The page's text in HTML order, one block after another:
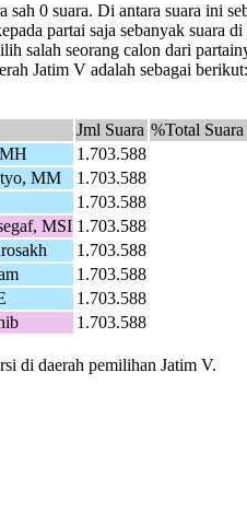
0 suara. Di antara suara ini
partai saja sebanyak suara
salah seorang calon dari
Jatim V adalah sebagai berikut:
Jml Suara %Total Suara
1.703.588
MM 1.703.588
1.703.588
MSI 1.703.588
1.703.588
1.703.588
1.703.588
1.703.588
di daerah pemilihan Jatim V.